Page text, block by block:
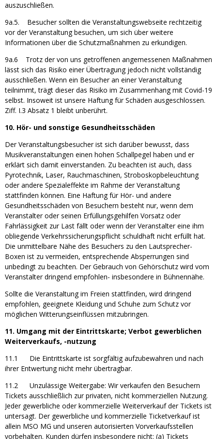
auszuschließen.
9a.5. Besucher sollten die Veranstaltungswebseite rechtzeitig
vor der Veranstaltung besuchen, um sich über weitere
Informationen über die Schutzmaßnahmen zu erkundigen.
9a.6 Trotz der von uns getroffenen angemessenen Maßnahmen
lässt sich das Risiko einer Übertragung jedoch nicht vollständig
ausschließen. Wenn ein Besucher an einer Veranstaltung
teilnimmt, trägt dieser das Risiko im Zusammenhang mit Covid-19
selbst. Insoweit ist unsere Haftung für Schäden ausgeschlossen.
Ziff. I.3 Absatz 1 bleibt unberührt.
10. Hör- und sonstige Gesundheitsschäden
Der Veranstaltungsbesucher ist sich darüber bewusst, dass
Musikveranstaltungen einen hohen Schallpegel haben und er
erklärt sich damit einverstanden. Zu beachten ist auch, dass
Pyrotechnik, Laser, Rauchmaschinen, Stroboskopbeleuchtung
oder andere Spezialeffekte im Rahme der Veranstaltung
stattfinden können. Eine Haftung für Hör- und andere
Gesundheitsschäden von Besuchern besteht nur, wenn dem
Veranstalter oder seinen Erfüllungsgehilfen Vorsatz oder
Fahrlässigkeit zur Last fällt oder wenn der Veranstalter eine ihm
obliegende Verkehrssicherungspflicht schuldhaft nicht erfüllt hat.
Die unmittelbare Nähe des Besuchers zu den Lautsprecher-
Boxen ist zu vermeiden, entsprechende Absperrungen sind
unbedingt zu beachten. Der Gebrauch von Gehörschutz wird vom
Veranstalter dringend empfohlen- insbesondere in Bühnennähe.
Sollte die Veranstaltung im Freien stattfinden, wird dringend
empfohlen, geeignete Kleidung und Schuhe zum Schutz vor
möglichen Witterungseinflüssen mitzubringen.
11. Umgang mit der Eintrittskarte; Verbot gewerblichen
Weiterverkaufs, -nutzung
11.1 Die Eintrittskarte ist sorgfältig aufzubewahren und nach
ihrer Entwertung nicht mehr übertragbar.
11.2 Unzulässige Weitergabe: Wir verkaufen den Besuchern
Tickets ausschließlich zur privaten, nicht kommerziellen Nutzung.
Jeder gewerbliche oder kommerzielle Weiterverkauf der Tickets ist
untersagt. Der gewerbliche und kommerzielle Ticketverkauf ist
allein MSO MG und unseren autorisierten Vorverkaufsstellen
vorbehalten. Kunden dürfen insbesondere nicht: (a) Tickets